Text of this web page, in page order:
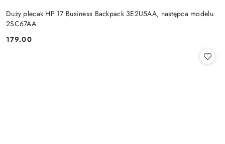
Duży plecak HP 17 Business Backpack 3E2U5AA, następca modelu
2SC67AA
Cena:
179.00